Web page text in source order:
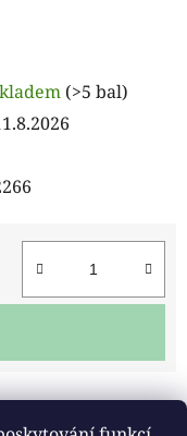
(>5 bal)